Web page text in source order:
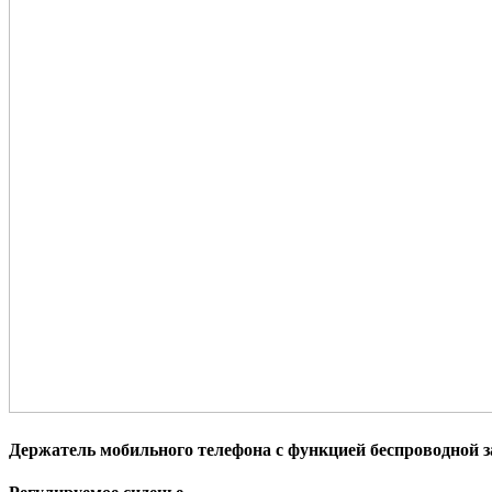
Держатель мобильного телефона с функцией беспроводной